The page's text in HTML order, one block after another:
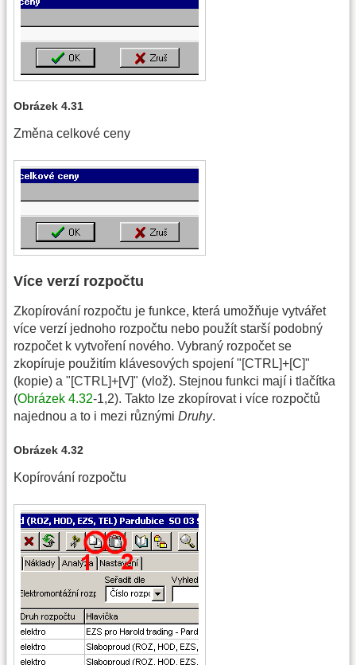
Obrázek 4.31
Změna celkové ceny
Více verzí rozpočtu
Zkopírování rozpočtu je funkce, která umožňuje vytvářet
více verzí jednoho rozpočtu nebo použít starší podobný
rozpočet k vytvoření nového. Vybraný rozpočet se
zkopíruje použitím klávesových spojení "[CTRL]+[C]"
(kopie) a "[CTRL]+[V]" (vlož). Stejnou funkci mají i tlačítka
(Obrázek 4.32-1,2). Takto lze zkopírovat i více rozpočtů
najednou a to i mezi různými Druhy.
Obrázek 4.32
Kopírování rozpočtu